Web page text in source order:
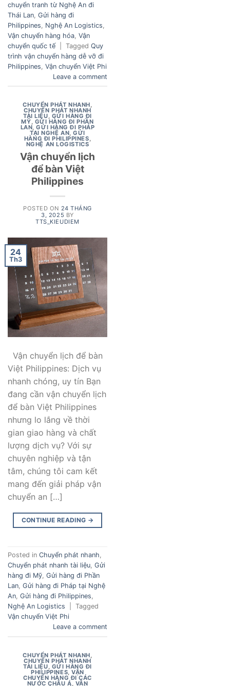
chuyển tranh từ Nghệ An đi
Thái Lan Gửi hàng đi
Philippines
Nghệ An Logistics
Vận chuyển hàng hóa Vận
chuyển quốc tế
Tagged Quy
trình vận chuyển hàng dễ vỡ đi
Philippines Vận chuyển Việt Phi
Leave a comment
CHUYỂN PHÁT NHANH,
CHUYỂN PHÁT NHANH
TÀI LIỆU, GỬI HÀNG ĐI
MỸ, GỬI HÀNG ĐI PHẦN
LAN,GỬI HÀNG ĐI PHÁP
TẠI NGHỆ AN,GỬI
HÀNG ĐI PHILIPPINES,
NGHỆ AN LOGISTICS
Vận chuyển lịch
để bàn Việt
Philippines
POSTED ON 24 THÁNG
3, 2025 BY
TTS_KIEUDIEM
24
Th3
Vận chuyển lịch để bàn
Việt Philippines: Dịch vụ
nhanh chóng, uy tín Bạn
đang cần vận chuyển lịch
để bàn Việt Philippines
nhưng lo lắng về thời
gian giao hàng và chất
lượng dịch vụ? Với sự
chuyên nghiệp và tận
tâm, chúng tôi cam kết
mang đến giải pháp vận
chuyển an […]
CONTINUE READING →
Posted in Chuyển phát nhanh,
Chuyển phát nhanh tài liệu, Gửi
hàng đi Mỹ, Gửi hàng đi Phần
Lan, Gửi hàng đi Pháp tại Nghệ
An, Gửi hàng đi Philippines,
Nghệ An Logistics
Tagged
Vận chuyển Việt Phi
Leave a comment
CHUYỂN PHÁT NHANH,
CHUYỂN PHÁT NHANH
TÀI LIỆU, GỬI HÀNG ĐI
PHILIPPINES,VẬN
CHUYỂN HÀNG ĐI CÁC
NƯỚC CHÂU Á, VẬN